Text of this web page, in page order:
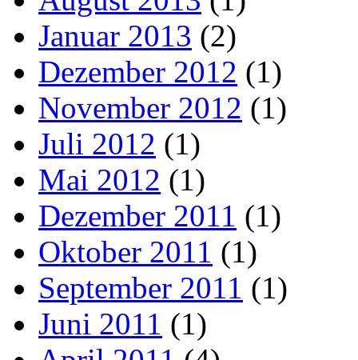
Januar 2013 (2)
Dezember 2012 (1)
November 2012 (1)
Juli 2012 (1)
Mai 2012 (1)
Dezember 2011 (1)
Oktober 2011 (1)
September 2011 (1)
Juni 2011 (1)